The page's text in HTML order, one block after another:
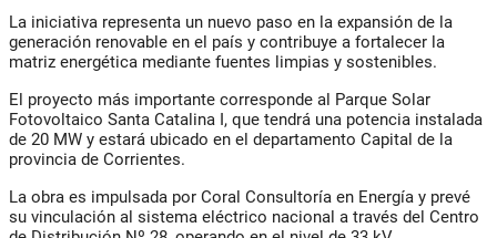
La iniciativa representa un nuevo paso en la expansión de la
generación renovable en el país y contribuye a fortalecer la
matriz energética mediante fuentes limpias y sostenibles.
El proyecto más importante corresponde al Parque Solar
Fotovoltaico Santa Catalina I, que tendrá una potencia instalada
de 20 MW y estará ubicado en el departamento Capital de la
provincia de Corrientes.
La obra es impulsada por Coral Consultoría en Energía y prevé
su vinculación al sistema eléctrico nacional a través del Centro